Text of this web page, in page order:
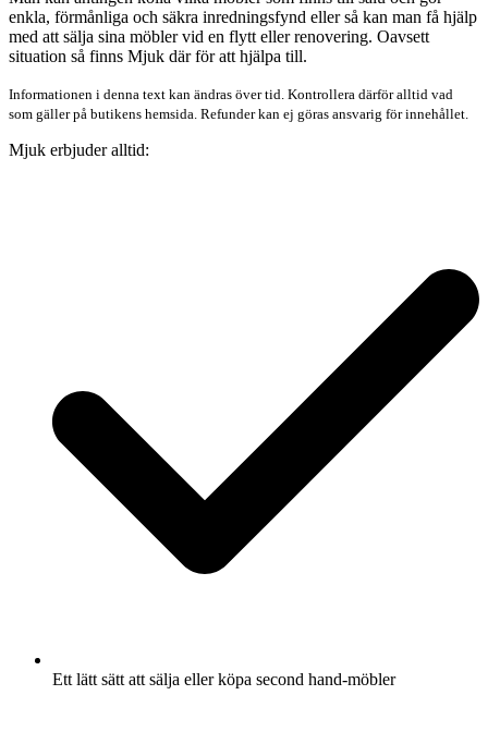
enkla, förmånliga och säkra inredningsfynd eller så kan man få hjälp
med att sälja sina möbler vid en flytt eller renovering. Oavsett
situation så finns Mjuk där för att hjälpa till.
Informationen i denna text kan ändras över tid. Kontrollera därför alltid vad
som gäller på butikens hemsida. Refunder kan ej göras ansvarig för innehållet.
Mjuk erbjuder alltid:
Ett lätt sätt att sälja eller köpa second hand-möbler